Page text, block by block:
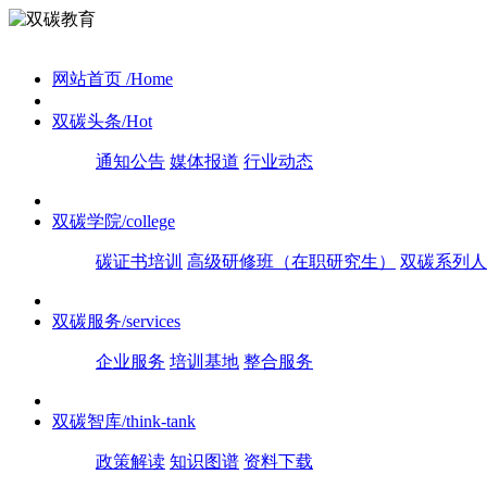
网站首页 /Home
双碳头条/Hot
通知公告 媒体报道 行业动态
双碳学院/college
碳证书培训 高级研修班（在职研究生） 双碳系列
双碳服务/services
企业服务 培训基地 整合服务
双碳智库/think-tank
政策解读 知识图谱 资料下载